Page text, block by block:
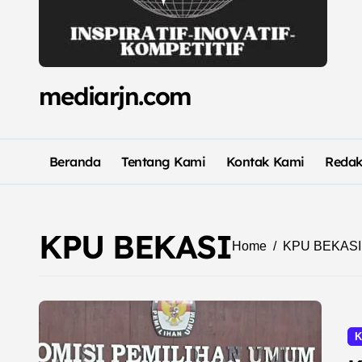
mediarjn.com
Beranda Tentang Kami Kontak Kami
KPU BEKASIHome KPU BEKASI